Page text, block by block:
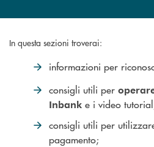
In questa sezioni troverai:
informazioni per
consigli utili per
Inbank e i video
consigli utili per
pagamento;